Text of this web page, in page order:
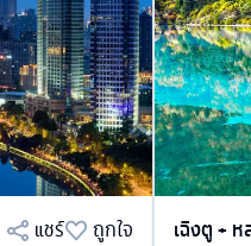
แชร์
ถูกใจ
เฉิงตู +